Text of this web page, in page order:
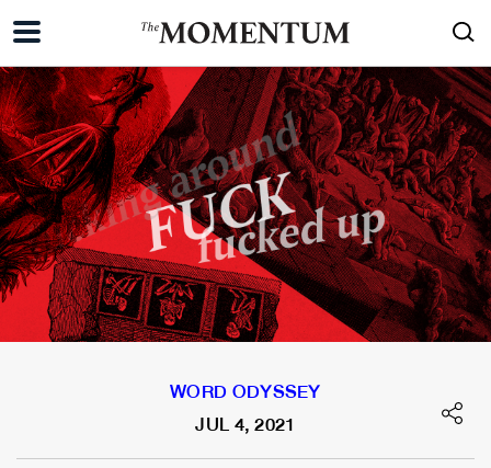
WORD ODYSSEY
JUL 4, 2021